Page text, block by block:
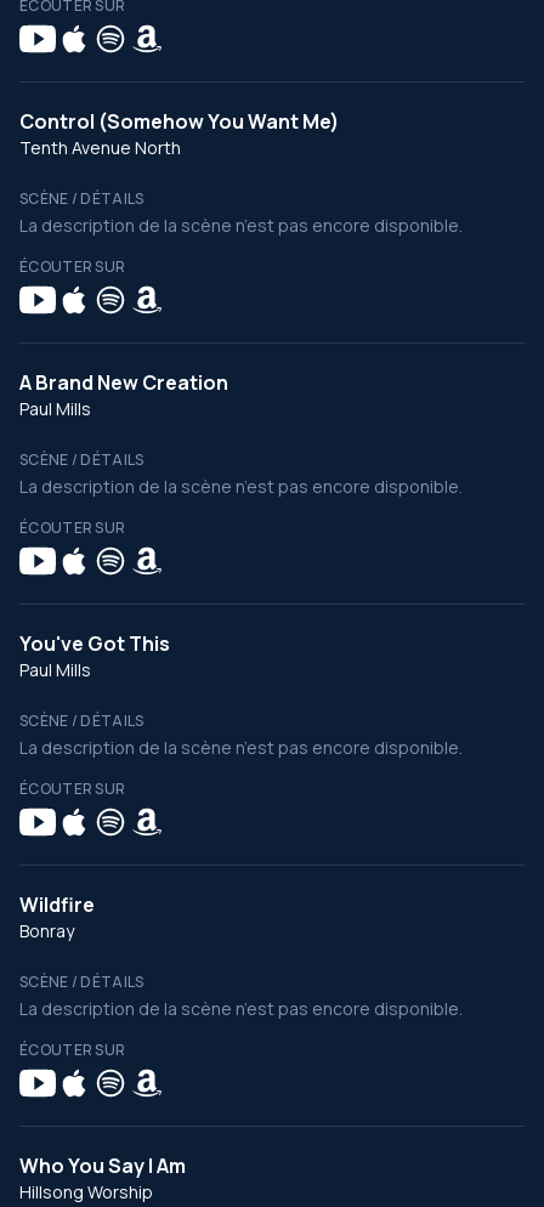
ÉCOUTER SUR
Control (Somehow You Want Me)
Tenth Avenue North
SCÈNE / DÉTAILS
La description de la scène n’est pas encore disponible.
ÉCOUTER SUR
A Brand New Creation
Paul Mills
SCÈNE / DÉTAILS
La description de la scène n’est pas encore disponible.
ÉCOUTER SUR
You've Got This
Paul Mills
SCÈNE / DÉTAILS
La description de la scène n’est pas encore disponible.
ÉCOUTER SUR
Wildfire
Bonray
SCÈNE / DÉTAILS
La description de la scène n’est pas encore disponible.
ÉCOUTER SUR
Who You Say I Am
Hillsong Worship